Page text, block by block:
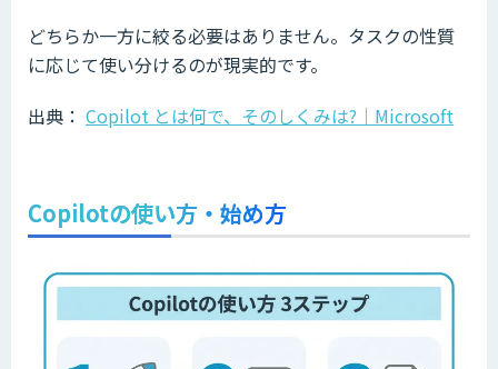
どちらか一方に絞る必要はありません。タスクの性質
に応じて使い分けるのが現実的です。
出典： Copilot とは何で、そのしくみは?｜Microsoft
Copilotの使い方・始め方